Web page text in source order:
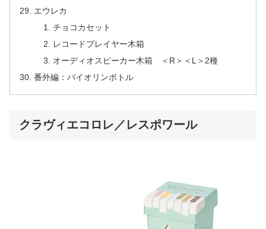
エウレカ
チョコカセット
レコードプレイヤー木箱
オーディオスピーカー木箱 ＜R＞＜L＞2種
番外編：バイオリンボトル
クラヴィエコロレ／レスポワール